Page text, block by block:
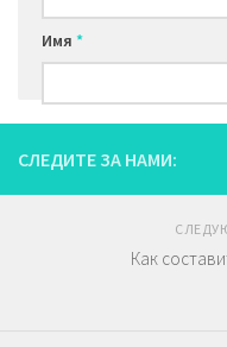
Имя *
СЛЕДИТЕ ЗА НАМИ:
Как